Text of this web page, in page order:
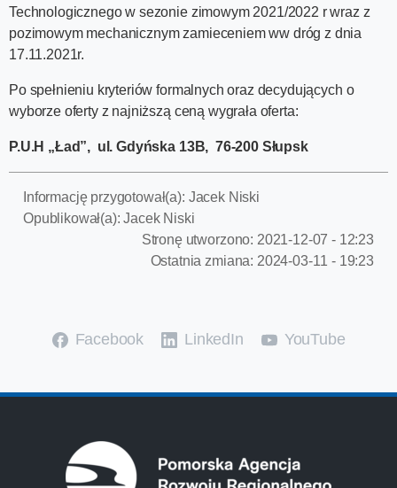
Technologicznego w sezonie zimowym 2021/2022 r wraz z
pozimowym mechanicznym zamieceniem ww dróg z dnia
17.11.2021r.
Po spełnieniu kryteriów formalnych oraz decydujących o
wyborze oferty z najniższą ceną wygrała oferta:
P.U.H „Ład”, ul. Gdyńska 13B, 76-200 Słupsk
Informację przygotował(a): Jacek Niski
Opublikował(a):Jacek Niski
Stronę utworzono: 2021-12-07 - 12:23
Ostatnia zmiana: 2024-03-11 - 19:23
Facebook LinkedIn YouTube